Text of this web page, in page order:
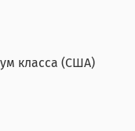
класса (США)